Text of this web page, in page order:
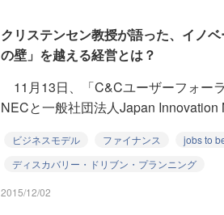
クリステンセン教授が語った、イノ
の壁」を越える経営とは？
11月13日、「C&Cユーザーフォー
NECと一般社団法人Japan Innovation
ビジネスモデル ファイナンス
jobs to
ディスカバリー・ドリブン・プランニング
2015/12/02